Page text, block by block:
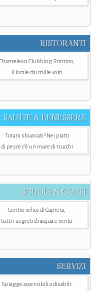
RISTORANTI
Clubbing Stintino,
il locale dai mille volti
SALUTE & BENESSERE
Totani sbiancati? Nei piatti
di pesce c'è un mare di trucchi
SCUOLE & CORSI
Centro velico di Caprera,
tutti i segreti di acqua e vento
SERVIZI
Spiagge accessibili a disabili: